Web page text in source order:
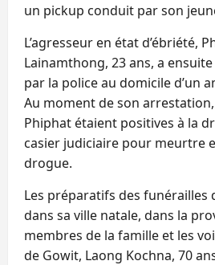
un pickup conduit par son
L’agresseur en état d’ébriété,
Lainamthong, 23 ans, a
par la police au domicile d’un
Au moment de son
Phiphat étaient positives à la
casier judiciaire pour meurtre
drogue.
Les préparatifs des funérailles
dans sa ville natale, dans la
membres de la famille et les
de Gowit, Laong Kochna, 70